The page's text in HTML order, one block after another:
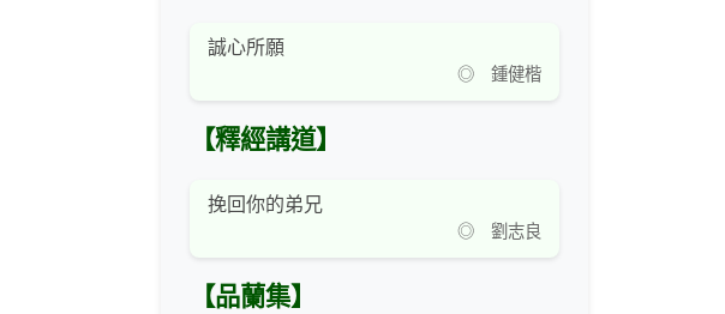
誠心所願
◎ 鍾健楷
【釋經講道】
挽回你的弟兄
◎ 劉志良
【品蘭集】